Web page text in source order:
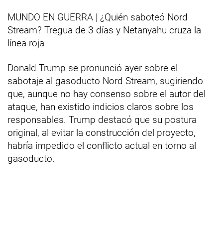
MUNDO EN GUERRA | ¿Quién saboteó Nord
Stream? Tregua de 3 días y Netanyahu cruza la
línea roja
Donald Trump se pronunció ayer sobre el
sabotaje al gasoducto Nord Stream, sugiriendo
que, aunque no hay consenso sobre el autor del
ataque, han existido indicios claros sobre los
responsables. Trump destacó que su postura
original, al evitar la construcción del proyecto,
habría impedido el conflicto actual en torno al
gasoducto.